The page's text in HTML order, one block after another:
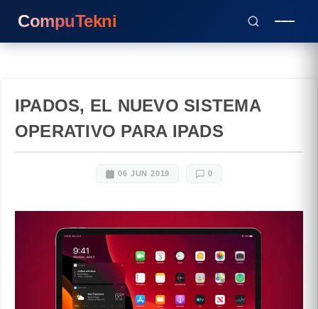
CompuTekni
IPADOS, EL NUEVO SISTEMA
OPERATIVO PARA IPADS
06 JUN 2019 0